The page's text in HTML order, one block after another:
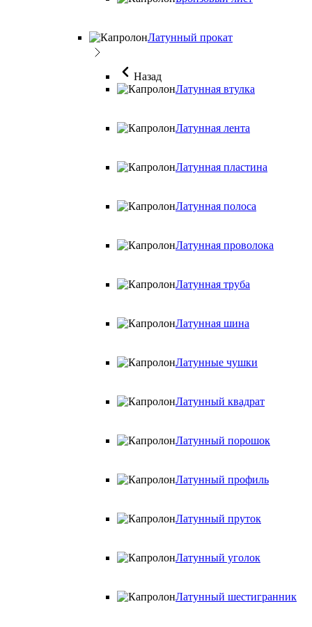
Латунный прокат
Назад
Латунная втулка
Латунная лента
Латунная пластина
Латунная полоса
Латунная проволока
Латунная труба
Латунная шина
Латунные чушки
Латунный квадрат
Латунный порошок
Латунный профиль
Латунный пруток
Латунный уголок
Латунный шестигранник